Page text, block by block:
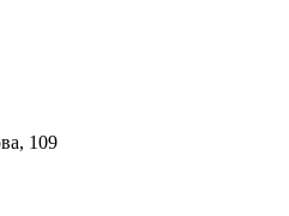
109